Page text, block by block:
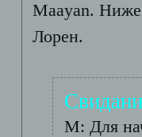
Maayan. Ниже
Лорен.
М: Для